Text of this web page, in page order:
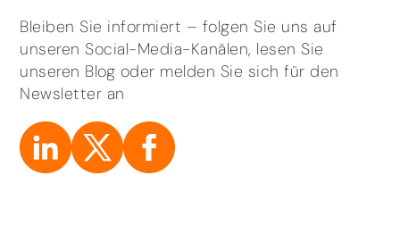
Bleiben Sie informiert – folgen Sie uns auf
unseren Social-Media-Kanälen, lesen Sie
unseren Blog oder melden Sie sich für den
Newsletter an